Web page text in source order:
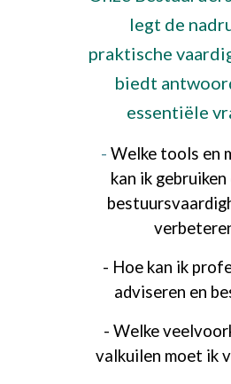
legt de
praktische
biedt
essentiële
- Welke tools en
kan ik gebruiken
- Hoe kan ik
adviseren en
- Welke
valkuilen moet ik